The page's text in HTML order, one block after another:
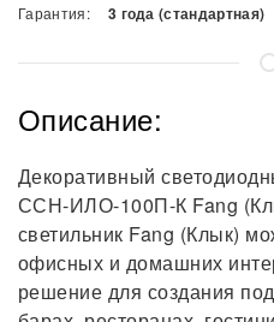
Гарантия: 3 года (стандартная)
Описание:
Декоративный
ССН-ИЛО-100П-К Fang
светильник Fang (Клык)
офисных и домашних
решение для создания